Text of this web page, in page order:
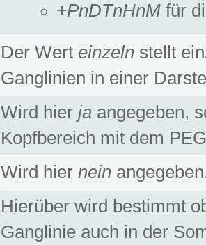
+PnDTnHnM für
Der Wert einzeln stellt
Ganglinien in einer
Wird hier ja angegeben,
Kopfbereich mit dem
Wird hier nein
Hierüber wird bestimmt
Ganglinie auch in der